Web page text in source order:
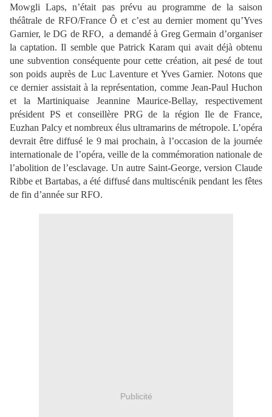
Mowgli Laps, n’était pas prévu au programme de la saison
théâtrale de RFO/France Ô et c’est au dernier moment qu’Yves
Garnier, le DG de RFO, a demandé à Greg Germain d’organiser
la captation. Il semble que Patrick Karam qui avait déjà obtenu
une subvention conséquente pour cette création, ait pesé de tout
son poids auprès de Luc Laventure et Yves Garnier. Notons que
ce dernier assistait à la représentation, comme Jean-Paul Huchon
et la Martiniquaise Jeannine Maurice-Bellay, respectivement
président PS et conseillère PRG de la région Ile de France,
Euzhan Palcy et nombreux élus ultramarins de métropole. L’opéra
devrait être diffusé le 9 mai prochain, à l’occasion de la journée
internationale de l’opéra, veille de la commémoration nationale de
l’abolition de l’esclavage. Un autre Saint-George, version Claude
Ribbe et Bartabas, a été diffusé dans multiscénik pendant les fêtes
de fin d’année sur RFO.
Publicité